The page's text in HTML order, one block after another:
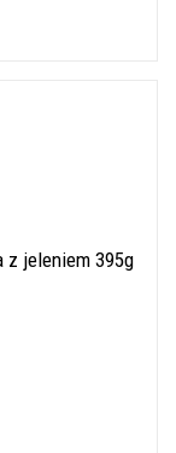
z jeleniem 395g